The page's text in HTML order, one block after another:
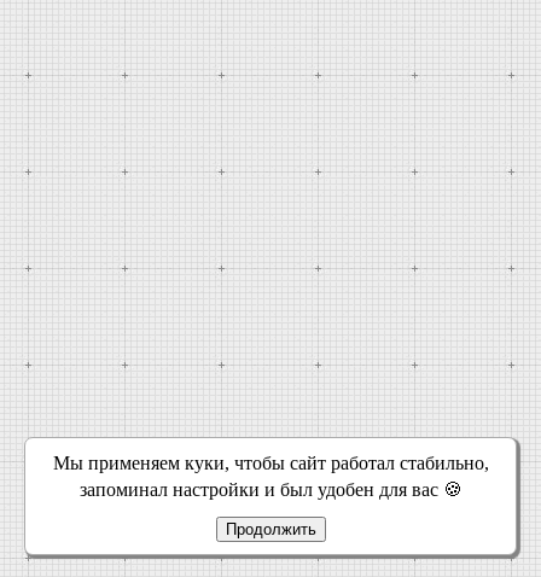
Мы применяем куки, чтобы сайт работал стабильно,
запоминал настройки и был удобен для вас 🍪
Продолжить